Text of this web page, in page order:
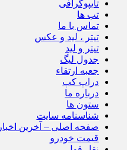
تایپوگرافی
تب ها
تماس با ما
تیتر ، لید و عکس
تیتر و لید
جدول لیگ
جعبه ارتقاء
دراپ کپ
درباره ما
ستون ها
شناسنامه سایت
صفحه اصلی – آخرین اخبار
قیمت خودرو